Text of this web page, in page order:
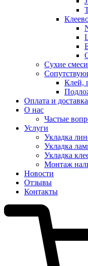
Сухие
Клей,
Оплата и доставка
О нас
Частые
Услуги
Укладка
Укладка
Укладка
Монтаж
Новости
Отзывы
Контакты